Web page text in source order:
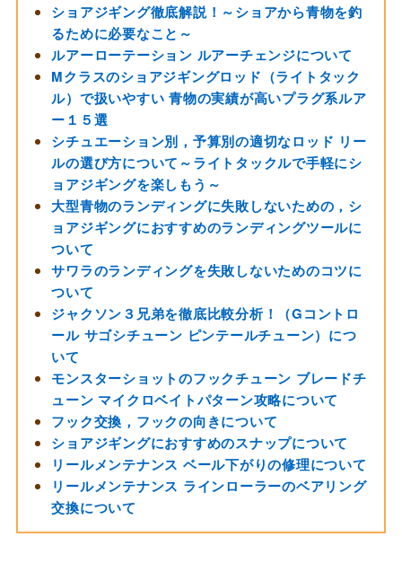
ショアジギング徹底解説！～ショアから青物を釣
るために必要なこと～
ルアーローテーション ルアーチェンジについて
Mクラスのショアジギングロッド（ライトタック
ル）で扱いやすい 青物の実績が高いプラグ系ルア
ー１５選
シチュエーション別，予算別の適切なロッド リー
ルの選び方について～ライトタックルで手軽にシ
ョアジギングを楽しもう～
大型青物のランディングに失敗しないための，シ
ョアジギングにおすすめのランディングツールに
ついて
サワラのランディングを失敗しないためのコツに
ついて
ジャクソン３兄弟を徹底比較分析！（Gコントロ
ール サゴシチューン ピンテールチューン）につ
いて
モンスターショットのフックチューン ブレードチ
ューン マイクロベイトパターン攻略について
フック交換，フックの向きについて
ショアジギングにおすすめのスナップについて
リールメンテナンス ベール下がりの修理について
リールメンテナンス ラインローラーのベアリング
交換について